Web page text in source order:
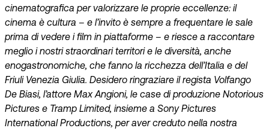
cinematografica per valorizzare le proprie eccellenze: il
cinema è cultura – e l’invito è sempre a frequentare le sale
prima di vedere i film in piattaforme – e riesce a raccontare
meglio i nostri straordinari territori e le diversità, anche
enogastronomiche, che fanno la ricchezza dell’Italia e del
Friuli Venezia Giulia. Desidero ringraziare il regista Volfango
De Biasi, l’attore Max Angioni, le case di produzione Notorious
Pictures e Tramp Limited, insieme a Sony Pictures
International Productions, per aver creduto nella nostra